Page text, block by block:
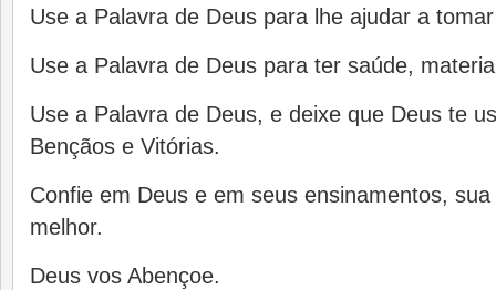
Use a Palavra de Deus para lhe ajudar a
Use a Palavra de Deus para ter saúde,
Use a Palavra de Deus, e deixe que Deus te
Bençãos e Vitórias.
Confie em Deus e em seus ensinamentos,
melhor.
Deus vos Abençoe.